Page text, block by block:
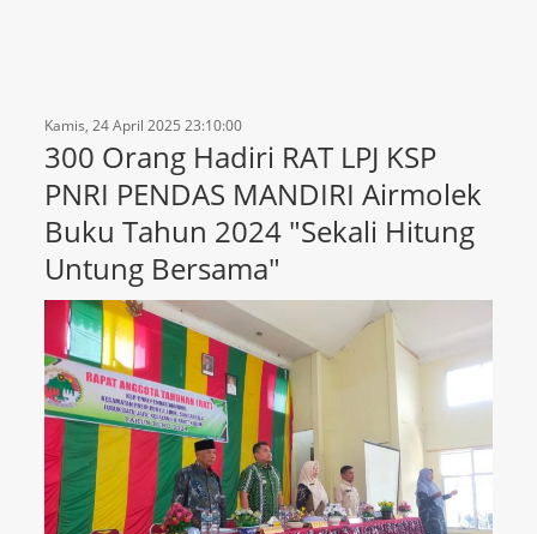
Kamis, 24 April 2025 23:10:00
300 Orang Hadiri RAT LPJ KSP
PNRI PENDAS MANDIRI Airmolek
Buku Tahun 2024 "Sekali Hitung
Untung Bersama"